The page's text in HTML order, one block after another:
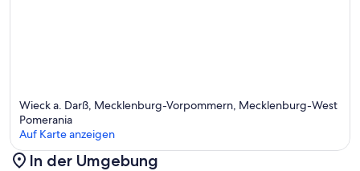
Wieck a. Darß, Mecklenburg-Vorpommern, Mecklenburg-West
Pomerania
Auf Karte anzeigen
In der Umgebung